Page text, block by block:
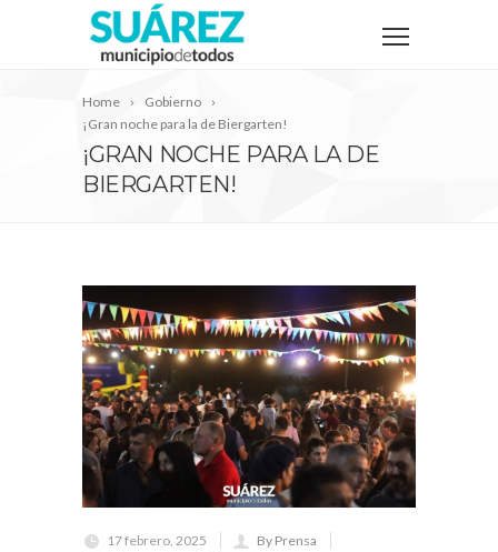
Home
Gobierno
¡Gran noche para la de Biergarten!
¡GRAN NOCHE PARA LA DE
BIERGARTEN!
17 febrero, 2025
By Prensa